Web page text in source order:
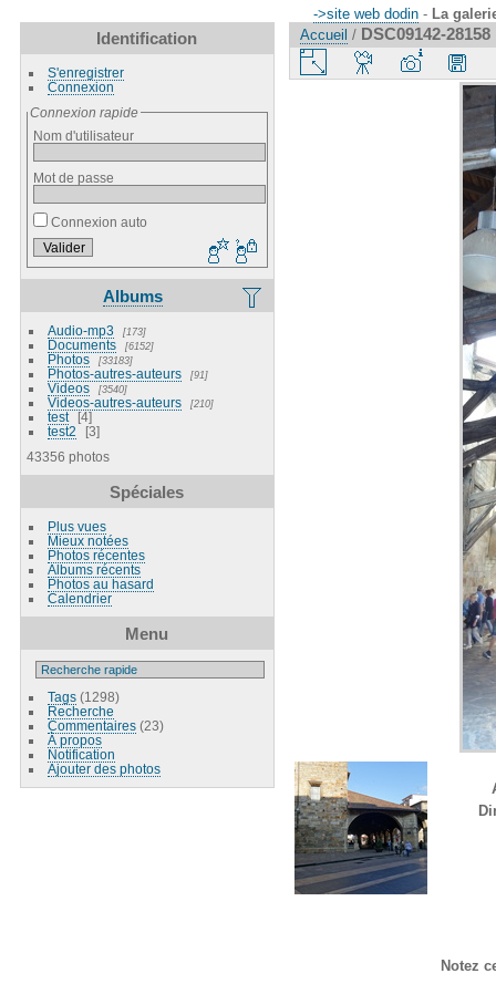
->site web dodin - La
Identification
S'enregistrer
Connexion
Connexion rapide
Nom d'utilisateur
Mot de passe
Connexion auto
Albums
Audio-mp3 173
Documents 6152
Photos 33183
Photos-autres-auteurs 91
Videos 3540
Videos-autres-auteurs 210
test
4
test2
3
43356 photos
Spéciales
Plus vues
Mieux notées
Photos récentes
Albums récents
Photos au hasard
Calendrier
Menu
Tags(1298)
Recherche
Commentaires(23)
À propos
Notification
Ajouter des photos
Accueil / DSC09142-28158
Notez